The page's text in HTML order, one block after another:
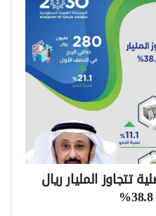
تتجاوز المليار ريال